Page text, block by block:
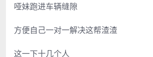
哑妹跑进车辆缝隙
方便自己一对一解决这帮渣渣
这一下十几个人